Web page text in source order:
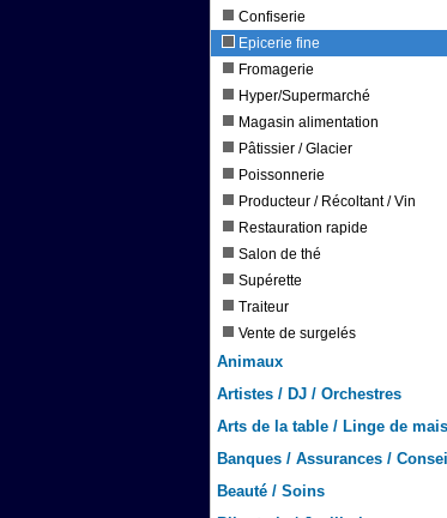
Confiserie
Epicerie fine
Fromagerie
Hyper/Supermarché
Magasin alimentation
Pâtissier / Glacier
Poissonnerie
Producteur / Récoltant / Vin
Restauration rapide
Salon de thé
Supérette
Traiteur
Vente de surgelés
Animaux
Artistes / DJ / Orchestres
Arts de la table / Linge de
Banques / Assurances /
Beauté / Soins